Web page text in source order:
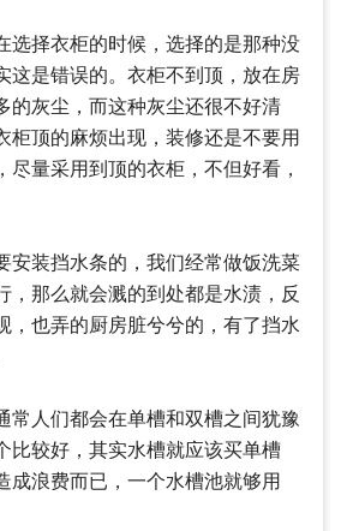
选择衣柜的时候，选择的是那种没
这是错误的。衣柜不到顶，放在房
的灰尘，而这种灰尘还很不好清
柜顶的麻烦出现，装修还是不要用
尽量采用到顶的衣柜，不但好看，
安装挡水条的，我们经常做饭洗菜
，那么就会溅的到处都是水渍，反
，也弄的厨房脏兮兮的，有了挡水
常人们都会在单槽和双槽之间犹豫
比较好，其实水槽就应该买单槽
成浪费而已，一个水槽池就够用